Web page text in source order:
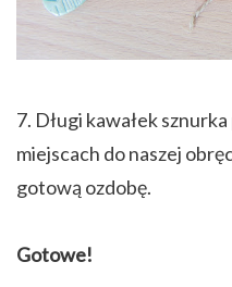
7. Długi kawałek
miejscach do naszej
gotową ozdobę.
Gotowe!